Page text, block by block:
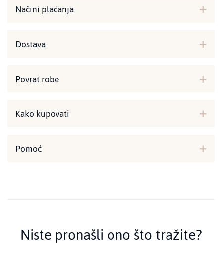
Načini plaćanja
Dostava
Povrat robe
Kako kupovati
Pomoć
Niste pronašli ono što tražite?